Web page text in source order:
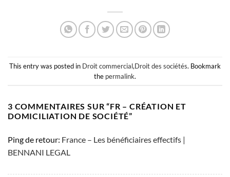
This entry was posted in Droit commercial,Droit des sociétés. Bookmark
the permalink.
3 COMMENTAIRES SUR “FR – CRÉATION ET
DOMICILIATION DE SOCIÉTÉ”
Ping de retour: France – Les bénéficiaires effectifs |
BENNANI LEGAL